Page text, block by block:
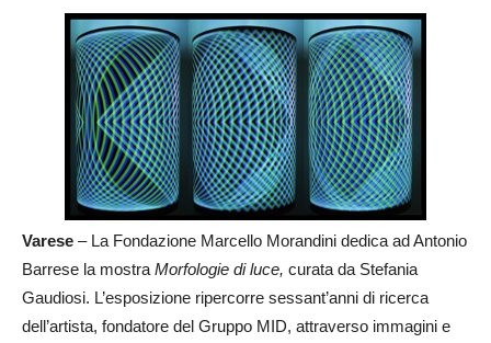
Varese – La Fondazione Marcello Morandini dedica ad Antonio
Barrese la mostra Morfologie di luce, curata da Stefania
Gaudiosi. L’esposizione ripercorre sessant’anni di ricerca
dell’artista, fondatore del Gruppo MID, attraverso immagini e